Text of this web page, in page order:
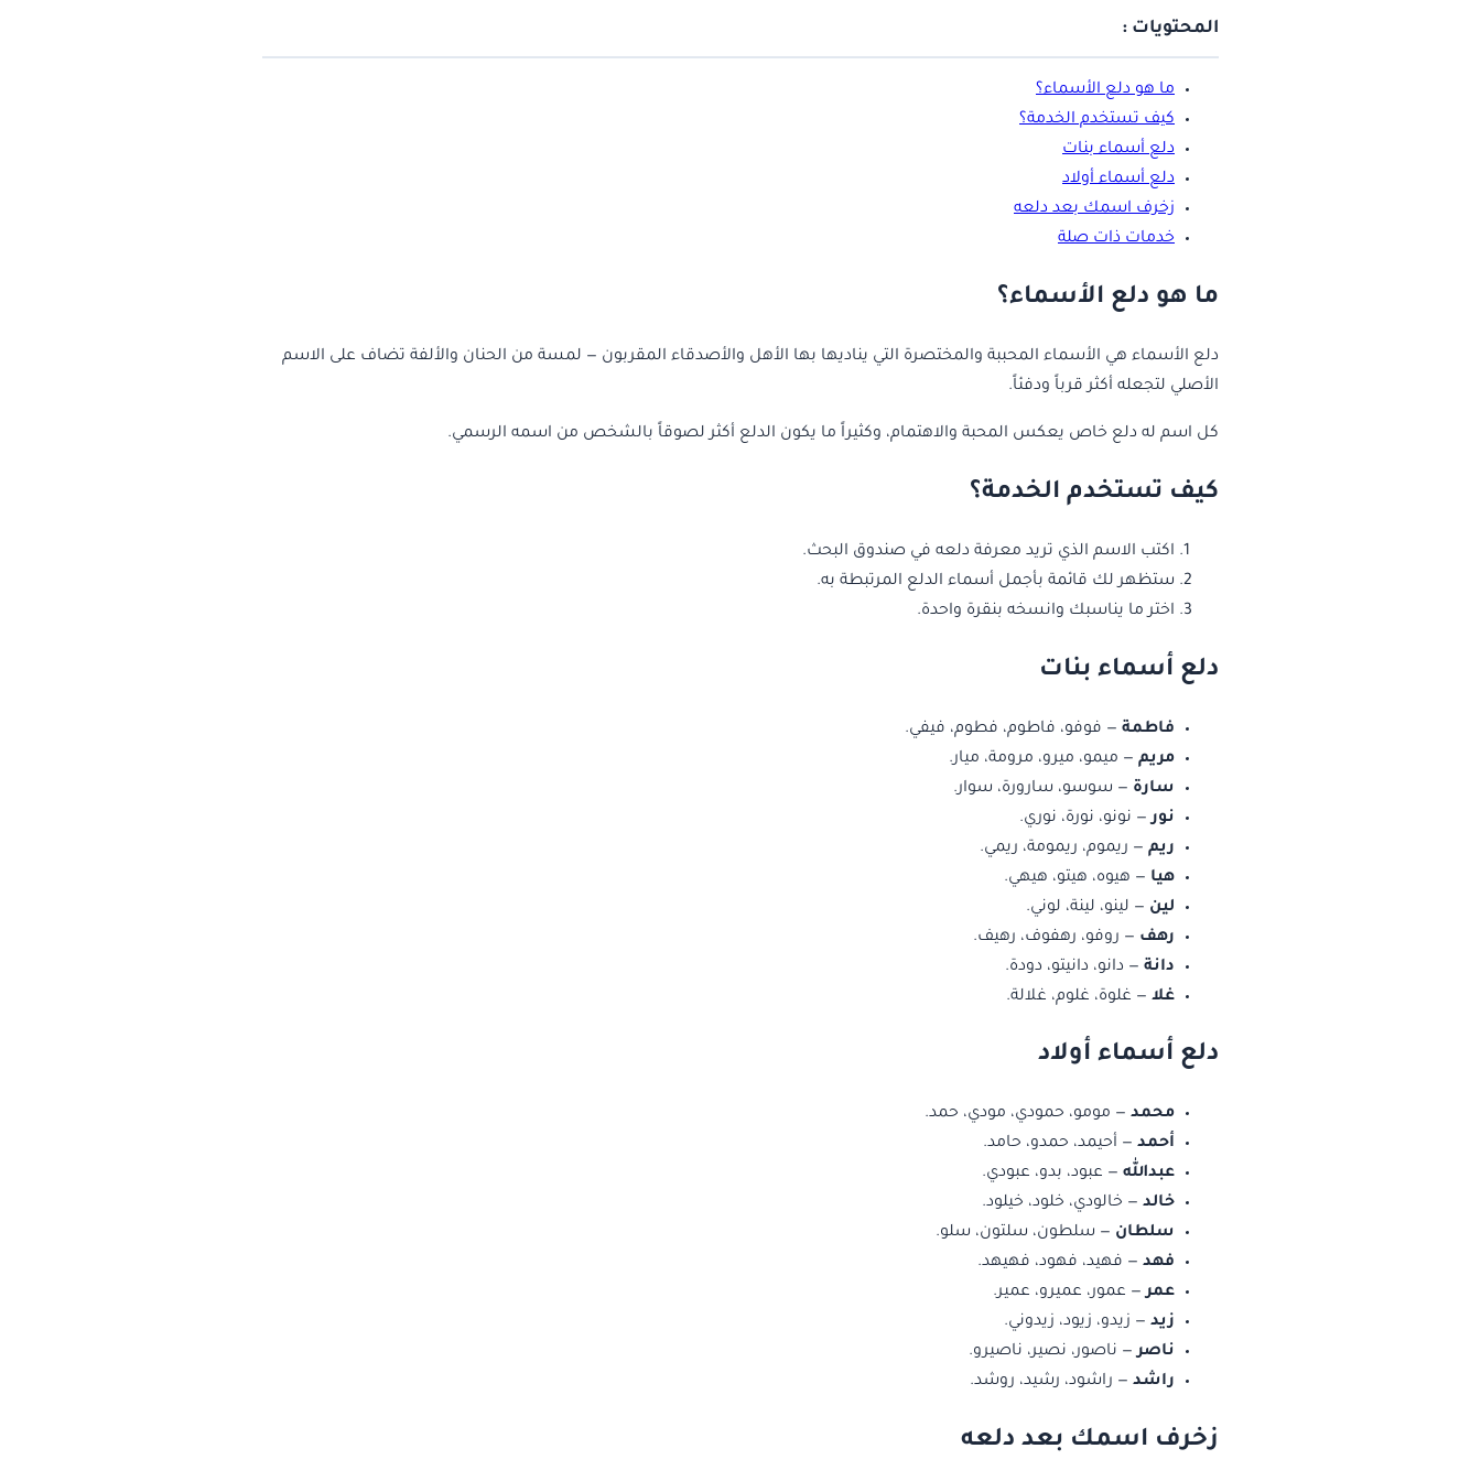
المحتويات :
ما هو دلع الأسماء؟
كيف تستخدم الخدمة؟
دلع أسماء بنات
دلع أسماء أولاد
زخرف اسمك بعد دلعه
خدمات ذات صلة
ما هو دلع الأسماء؟
دلع الأسماء هي الأسماء المحببة والمختصرة التي يناديها بها الأهل والأصدقاء المقربون — لمسة من الحنان والألفة تضاف على الاسم
الأصلي لتجعله أكثر قرباً ودفئاً.
كل اسم له دلع خاص يعكس المحبة والاهتمام، وكثيراً ما يكون الدلع أكثر لصوقاً بالشخص من اسمه الرسمي.
كيف تستخدم الخدمة؟
اكتب الاسم الذي تريد معرفة دلعه في صندوق البحث.
ستظهر لك قائمة بأجمل أسماء الدلع المرتبطة به.
اختر ما يناسبك وانسخه بنقرة واحدة.
دلع أسماء بنات
فاطمة — فوفو، فاطوم، فطوم، فيفي.
مريم — ميمو، ميرو، مرومة، ميار.
سارة — سوسو، سارورة، سوار.
نور— نونو، نورة، نوري.
ريم — ريموم، ريمومة، ريمي.
هيا — هيوه، هيتو، هيهي.
لين — لينو، لينة، لوني.
رهف — روفو، رهفوف، رهيف.
دانة — دانو، دانيتو، دودة.
غلا — غلوة، غلوم، غلالة.
دلع أسماء أولاد
محمد — مومو، حمودي، مودي، حمد.
أحمد — أحيمد، حمدو، حامد.
عبدالله — عبود، بدو، عبودي.
خالد — خالودي، خلود، خيلود.
سلطان — سلطون، سلتون، سلو.
فهد — فهيد، فهود، فهيهد.
عمر— عمور، عميرو، عمير.
زيد — زيدو، زيود، زيدوني.
ناصر— ناصور، نصير، ناصيرو.
راشد — راشود، رشيد، روشد.
زخرف اسمك بعد دلعه